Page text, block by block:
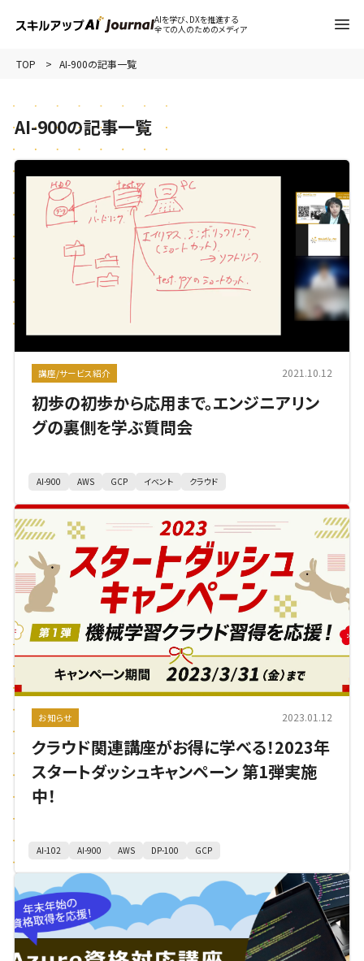
AIを学び、DXを推進する
全ての人のためのメディア
TOP AI-900の記事一覧
AI-900の記事一覧
講座/サービス紹介 2021.10.12
初歩の初歩から応用まで。エンジニアリン
グの裏側を学ぶ質問会
AI-900 AWS GCP イベント クラウド
お知らせ 2023.01.12
クラウド関連講座がお得に学べる！2023年
スタートダッシュキャンペーン 第1弾実施
中！
AI-102 AI-900 AWS DP-100 GCP